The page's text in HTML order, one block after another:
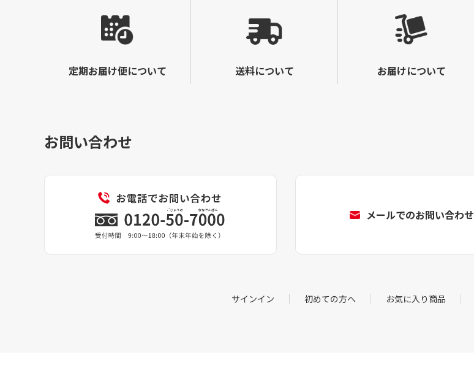
定期お届け便について 送料について お届けについて
お問い合わせ
メールでのお問い合わせ
サインイン 初めての方へ お気に入り商品